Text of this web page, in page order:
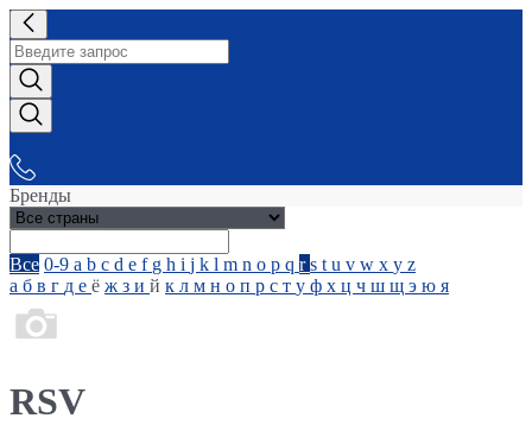
Бренды
Все 0-9 a b c d e f g h i j k l m n o p q rs t u v w x y z
а б в г д е ё ж з и й к л м н о п р с т у ф х ц ч ш щ э ю я
RSV